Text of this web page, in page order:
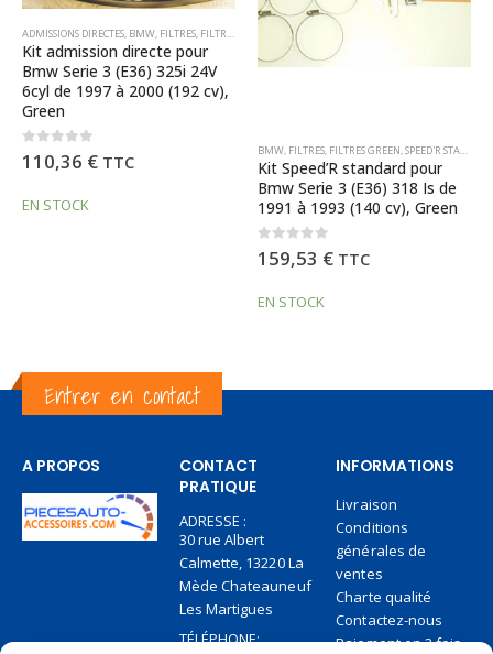
,SIMPLE CÔNE
Kit Speed’R standard pour
1991 à 1993 (140 cv), Green
ADMISSIONS DIRECTES
Kit admission directe pour
Bmw Serie 3 (E36) 318 iS
0out of 5
98,03€ TTC
EN STOCK
Entrer en contact
A PROPOS
CONTACT
PRATIQUE
ADRESSE :
30 rue Albert
Calmette, 13220 La
Mède Chateauneuf
Les Martigues
TÉLÉPHONE:
INFORMATIONS
Livraison
Conditions
générales de
ventes
Charte qualité
Contactez-nous
Paiement en 2 fois